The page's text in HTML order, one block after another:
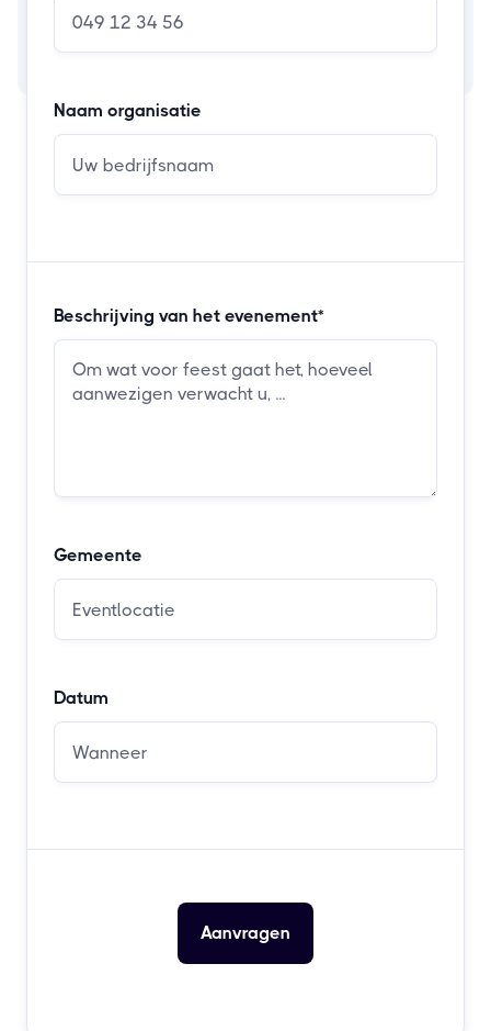
Naam organisatie
Beschrijving van het evenement*
Gemeente
Datum